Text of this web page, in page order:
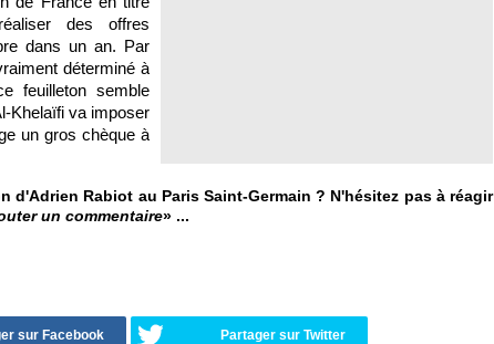
des offres
dans un an. Par
déterminé à
feuilleton semble
Khelaïfi va imposer
un gros chèque à
d'Adrien Rabiot au Paris Saint-Germain ? N'hésitez pas à réagir
un commentaire» ...
sur Facebook Partager sur Twitter